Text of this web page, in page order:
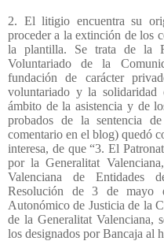
2. El litigio encuentra su
proceder a la extinción de los
la plantilla. Se trata de la
Voluntariado de la
fundación de carácter
voluntariado y la solidaridad
ámbito de la asistencia y de
probados de la sentencia
comentario en el blog) quedó
interesa, de que “3. El
por la Generalitat
Valenciana de Entidades
Resolución de 3 de mayo
Autonómico de Justicia de la
de la Generalitat Valenciana,
los designados por Bancaja al